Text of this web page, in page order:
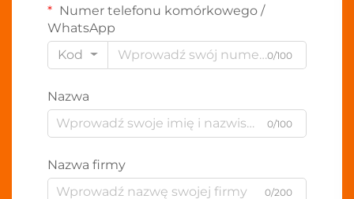
Numer telefonu komórkowego /
WhatsApp
Kod
0/100
Nazwa
0/100
Nazwa firmy
0/200